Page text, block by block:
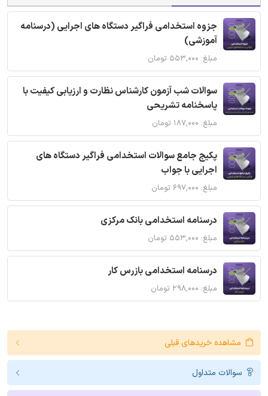
جزوه استخدامی فراگیر دستگاه های اجرایی (درسنامه
آموزشی)
مبلغ: ۵۵۳,۰۰۰ تومان
سوالات شب آزمون کارشناس نظارت و ارزیابی کیفیت با
پاسخنامه تشریحی
مبلغ: ۱۸۷,۰۰۰ تومان
پکیج جامع سوالات استخدامی فراگیر دستگاه های
اجرایی با جواب
مبلغ: ۶۹۷,۰۰۰ تومان
درسنامه استخدامی بانک مرکزی
مبلغ: ۵۵۳,۰۰۰ تومان
درسنامه استخدامی بازرس کار
مبلغ: ۲۹۸,۰۰۰ تومان
مشاهده خریدهای قبلی
سوالات متداول